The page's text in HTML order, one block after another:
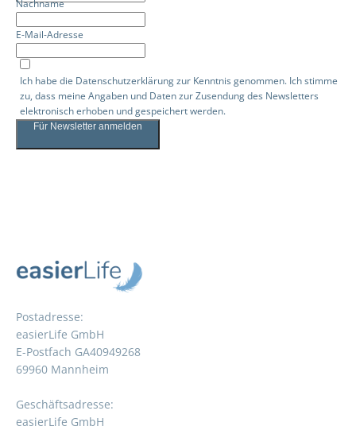
Nachname
E-Mail-Adresse
Ich habe die Datenschutzerklärungzur Kenntnis genommen. Ich stimme
zu, dass meine Angaben und Daten zur Zusendung des Newsletters
elektronisch erhoben und gespeichert werden.
Für Newsletter anmelden
Postadresse:
easierLife GmbH
E-Postfach GA40949268
69960 Mannheim
Geschäftsadresse:
easierLife GmbH